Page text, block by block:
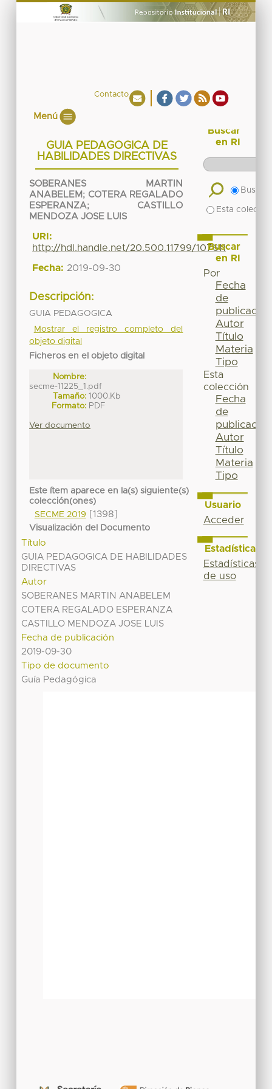
Contacto
Menú
GUIA PEDAGOGICA DE
HABILIDADES DIRECTIVAS
SOBERANES MARTIN
ANABELEM ; COTERA REGALADO
ESPERANZA; CASTILLO
MENDOZA JOSE LUIS
URI:
http://hdl.handle.net/20.500.11799/107611
Fecha: 2019-09-30
Descripción:
GUIA PEDAGOGICA
Mostrar el registro completo del
objeto digital
Ficheros en el objeto digital
Nombre:
secme-11225_1.pdf
Tamaño: 1000.Kb
Formato: PDF
Ver documento
Este ítem aparece en la(s) siguiente(s)
colección(ones)
SECME 2019
[1398]
Visualización del Documento
Título
GUIA PEDAGOGICA DE HABILIDADES
DIRECTIVAS
Autor
SOBERANES MARTIN ANABELEM
COTERA REGALADO ESPERANZA
CASTILLO MENDOZA JOSE LUIS
Fecha de publicación
2019-09-30
Tipo de documento
Guía Pedagógica
Buscar
en RI
Buscar
Esta
Buscar
en RI
Por
Fecha
de
publicación
Autor
Título
Materia
Tipo
Esta
colección
Fecha
de
publicación
Autor
Título
Materia
Tipo
Usuario
Acceder
Estadísticas
Estadísticas
de uso